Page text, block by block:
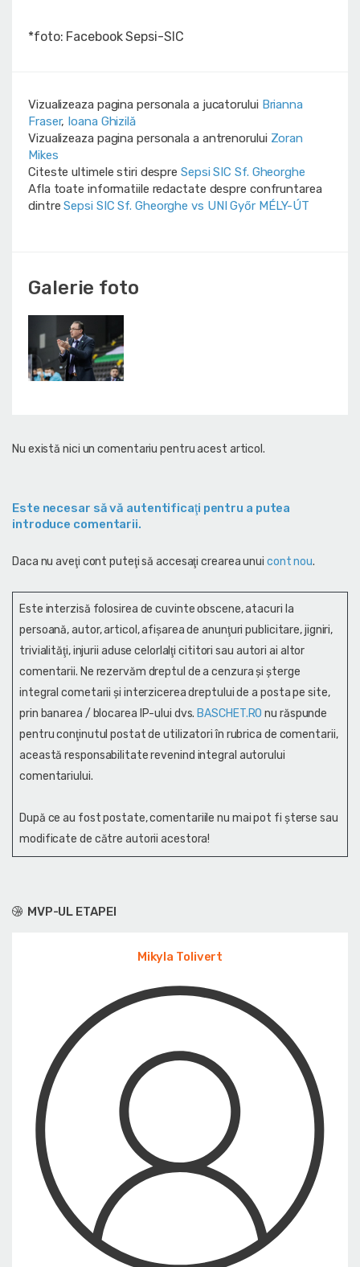
MVP-UL ETAPEI
Mikyla Tolivert
*foto: Facebook Sepsi-SIC
Vizualizeaza pagina personala a jucatorului Brianna
Fraser, Ioana Ghizilă
Vizualizeaza pagina personala a antrenorului Zoran
Mikes
Citeste ultimele stiri despre Sepsi SIC Sf. Gheorghe
Afla toate informatiile redactate despre confruntarea
dintreSepsi SIC Sf. Gheorghe vs UNI Győr MÉLY-ÚT
Galerie foto
Nu există nici un comentariu pentru acest articol.
Este necesar să vă autentificaţi pentru a putea
introduce comentarii.
Daca nu aveţi cont puteţi să accesaţi crearea unui cont nou.
Este interzisă folosirea de cuvinte obscene, atacuri la
persoană, autor, articol, afişarea de anunţuri publicitare, jigniri,
trivialităţi, injurii aduse celorlalţi cititori sau autori ai altor
comentarii. Ne rezervăm dreptul de a cenzura și şterge
integral cometarii și interzicerea dreptului de a posta pe site,
prin banarea / blocarea IP-ului dvs. BASCHET.RO nu răspunde
pentru conţinutul postat de utilizatori în rubrica de comentarii,
această responsabilitate revenind integral autorului
comentariului.
După ce au fost postate, comentariile nu mai pot fi șterse sau
modificate de către autorii acestora!